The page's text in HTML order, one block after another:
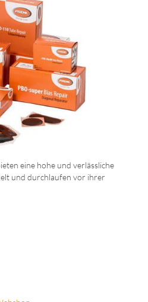
eine hohe und verlässliche
und durchlaufen vor ihrer